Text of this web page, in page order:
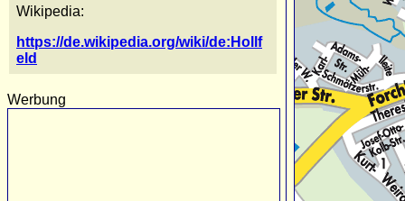
Wikipedia:
https://de.wikipedia.org/wiki/de:Hollf
eld
Werbung